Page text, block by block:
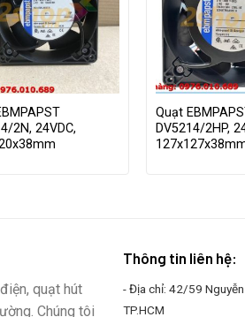
2N, 24VDC,
Quạt
DV5214/2HP,
quạt hút
Chúng tôi
Thông tin liên hệ:
- Địa chỉ: 42/59 Nguyễn
TP.HCM